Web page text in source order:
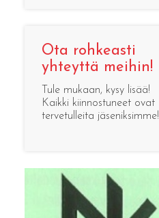
Ota rohkeasti
yhteyttä meihin!
Tule mukaan, kysy lisää!
Kaikki kiinnostuneet ovat
tervetulleita jäseniksimme!